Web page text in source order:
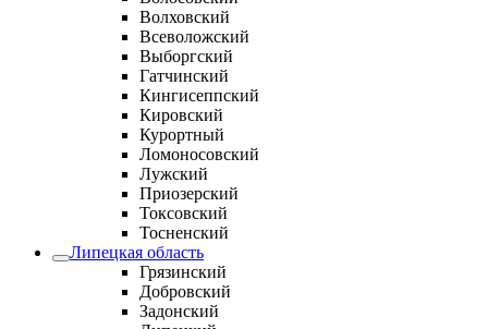
Волховский
Всеволожский
Выборгский
Гатчинский
Кингисеппский
Кировский
Курортный
Ломоносовский
Лужский
Приозерский
Токсовский
Тосненский
Липецкая область
Грязинский
Добровский
Задонский